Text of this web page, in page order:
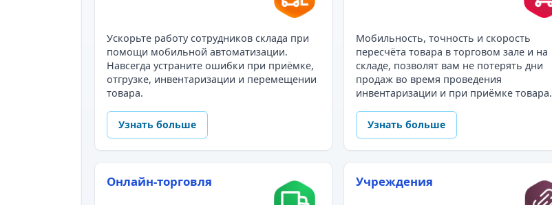
Ускорьте работу сотрудников склада при
помощи мобильной автоматизации.
Навсегда устраните ошибки при приёмке,
отгрузке, инвентаризации и перемещении
товара.
Узнать больше
Мобильность, точность и скорость
пересчёта товара в торговом зале и на
складе, позволят вам не потерять дни
продаж во время проведения
инвентаризации и при приёмке товара.
Узнать больше
Онлайн-торговля Учреждения